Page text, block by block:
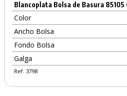
Blancoplata Bolsa de Basura 85105
Color
Ancho Bolsa
Fondo Bolsa
Galga
Ref. 3798